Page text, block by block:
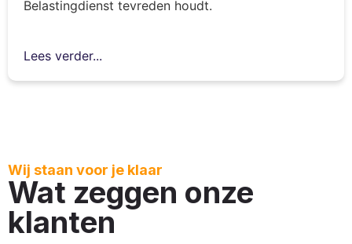
Belastingdienst tevreden houdt.
Lees verder...
Wij staan voor je klaar
Wat zeggen onze
klanten